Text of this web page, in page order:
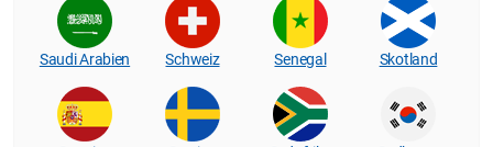
Saudi Arabien Schweiz Senegal Skotland